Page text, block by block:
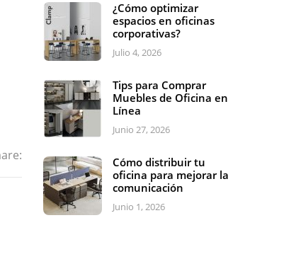
¿Cómo optimizar
espacios en oficinas
corporativas?
Julio 4, 2026
Tips para Comprar
Muebles de Oficina en
Línea
Junio 27, 2026
Cómo distribuir tu
oficina para mejorar la
comunicación
Junio 1, 2026